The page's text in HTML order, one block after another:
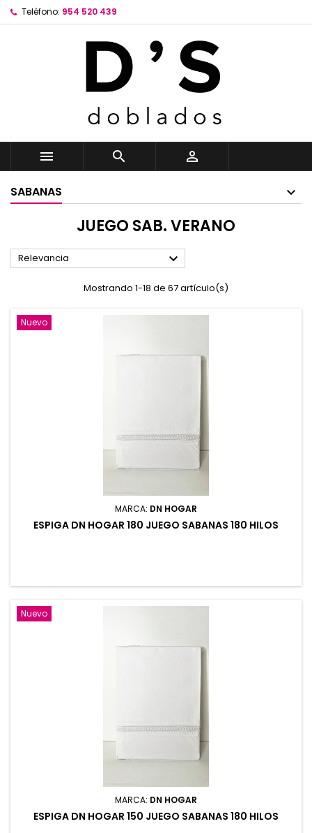
Teléfono: 954 520 439
  
SABANAS
JUEGO SAB. VERANO
Relevancia 
Mostrando 1-18 de 67 artículo(s)
Nuevo
MARCA: DN HOGAR
ESPIGA DN HOGAR 180 JUEGO SABANAS 180 HILOS
Nuevo
MARCA: DN HOGAR
ESPIGA DN HOGAR 150 JUEGO SABANAS 180 HILOS